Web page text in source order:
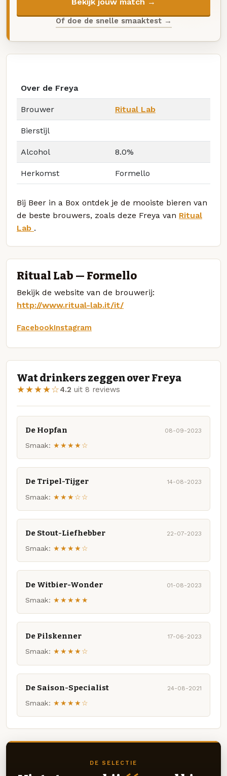
Of doe de snelle smaaktest →
Over de Freya
Brouwer Ritual Lab
Bierstijl
Alcohol 8.0%
Herkomst Formello
Bij Beer in a Box ontdek je de mooiste bieren van
de beste brouwers, zoals deze Freya van Ritual
Lab .
Ritual Lab — Formello
Bekijk de website van de brouwerij:
http://www.ritual-lab.it/it/
FacebookInstagram
Wat drinkers zeggen over Freya
★★★★☆4.2 uit 8 reviews
De Hopfan 08-09-2023
Smaak: ★★★★☆
De Tripel-Tijger 14-08-2023
Smaak: ★★★☆☆
De Stout-Liefhebber 22-07-2023
Smaak: ★★★★☆
De Witbier-Wonder 01-08-2023
Smaak: ★★★★★
De Pilskenner 17-06-2023
Smaak: ★★★★☆
De Saison-Specialist 24-08-2021
Smaak: ★★★★☆
DE SELECTIE